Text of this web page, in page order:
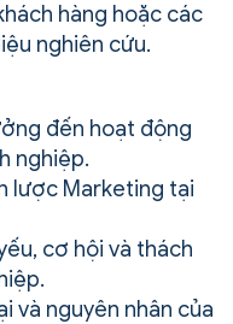
hàng hoặc các
nghiên cứu.
đến hoạt động
nghiệp.
lược Marketing tại
cơ hội và thách
và nguyên nhân của